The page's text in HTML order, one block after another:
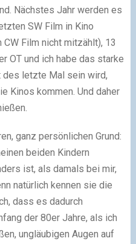
Nächstes Jahr werden es
SW Film in Kino
Film nicht mitzählt), 13
OT und ich habe das starke
des letzte Mal sein wird,
Kinos kommen. Und daher
ganz persönlichen Grund:
beiden Kindern
ist, als damals bei mir,
natürlich kennen sie die
dass es dadurch
der 80er Jahre, als ich
ungläubigen Augen auf